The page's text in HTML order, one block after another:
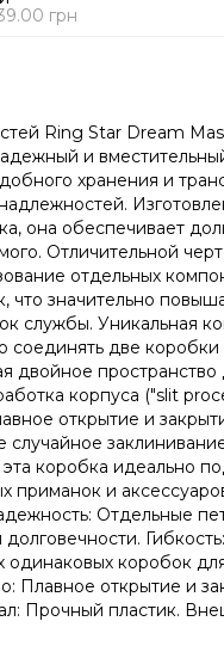
грн
Ring Star Dream
и
хранения и
она обеспечивает
Отличительной
отдельных
что значительно
службы. Уникальная
соединять две
двойное пространство
корпуса ("slit
открытие и
коробка идеально
приманок и
Отдельные
одинаковых коробок
Плавное открытие и
Прочный пластик.